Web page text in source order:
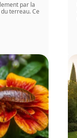
par la
terreau. Ce